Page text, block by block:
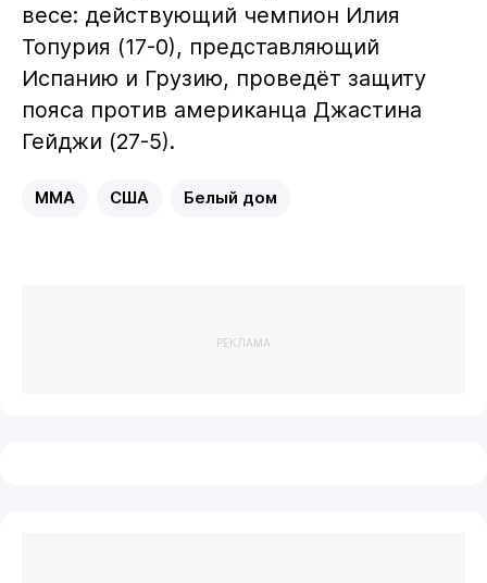
весе: действующий чемпион Илия
Топурия (17-0), представляющий
Испанию и Грузию, проведёт защиту
пояса против американца Джастина
Гейджи (27-5).
MMA США Белый дом
РЕКЛАМА